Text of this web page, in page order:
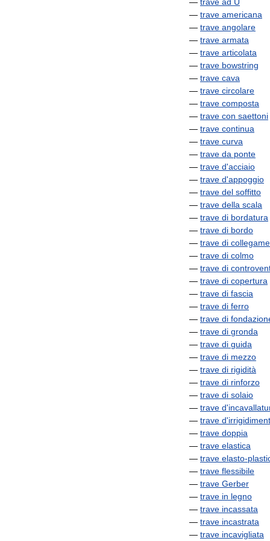
— trave americana
— trave angolare
— trave armata
— trave articolata
— trave bowstring
— trave cava
— trave circolare
— trave composta
— trave con saettoni
— trave continua
— trave curva
— trave da ponte
— trave d'acciaio
— trave d'appoggio
— trave del soffitto
— trave della scala
— trave di bordatura
— trave di bordo
— trave di
— trave di colmo
— trave di
— trave di copertura
— trave di fascia
— trave di ferro
— trave di
— trave di gronda
— trave di guida
— trave di mezzo
— trave di rigidità
— trave di rinforzo
— trave di solaio
— trave d'
— trave d'
— trave doppia
— trave elastica
— trave elasto-
— trave flessibile
— trave Gerber
— trave in legno
— trave incassata
— trave incastrata
— trave incavigliata